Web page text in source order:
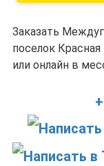
Заказать
поселок
или онлайн в